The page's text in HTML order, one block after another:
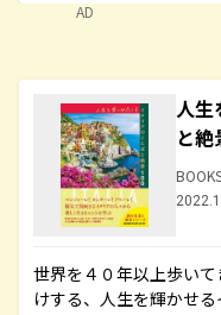
AD
人生
と絶
世界を４０年以上歩い
けする、人生を輝かせ